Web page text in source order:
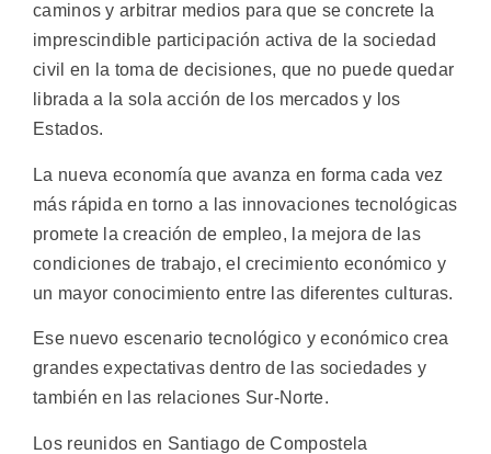
caminos y arbitrar medios para que se concrete la
imprescindible participación activa de la sociedad
civil en la toma de decisiones, que no puede quedar
librada a la sola acción de los mercados y los
Estados.
La nueva economía que avanza en forma cada vez
más rápida en torno a las innovaciones tecnológicas
promete la creación de empleo, la mejora de las
condiciones de trabajo, el crecimiento económico y
un mayor conocimiento entre las diferentes culturas.
Ese nuevo escenario tecnológico y económico crea
grandes expectativas dentro de las sociedades y
también en las relaciones Sur-Norte.
Los reunidos en Santiago de Compostela